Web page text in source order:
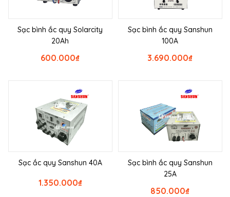
Sạc bình ắc quy Solarcity
20Ah
₫
600.000
Sạc bình ắc quy Sanshun
100A
₫
3.690.000
Sạc ắc quy Sanshun 40A
₫
1.350.000
Sạc bình ắc quy Sanshun
25A
₫
850.000